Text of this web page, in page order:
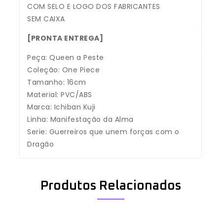
COM SELO E LOGO DOS FABRICANTES
SEM CAIXA
[PRONTA ENTREGA]
Peça: Queen a Peste
Coleção: One Piece
Tamanho: 16cm
Material: PVC/ABS
Marca: Ichiban Kuji
Linha: Manifestação da Alma
Serie: Guerreiros que unem forças com o
Dragão
Produtos Relacionados